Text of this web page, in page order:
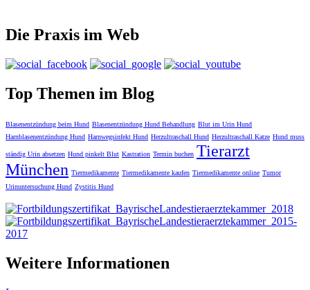
Die Praxis im Web
Top Themen im Blog
Blasenentzündung beim Hund Blasenentzündung Hund Behandlung Blut im Urin Hund
Harnblasenentzündung Hund Harnwegsinfekt Hund Herzultraschall Hund Herzultraschall Katze Hund muss
ständig Urin absetzen Hund pinkelt Blut Kastration Termin buchen Tierarzt
München Tiermedikamente Tiermedikamente kaufen Tiermedikamente online Tumor
Urinuntersuchung Hund Zystitis Hund
Weitere Informationen